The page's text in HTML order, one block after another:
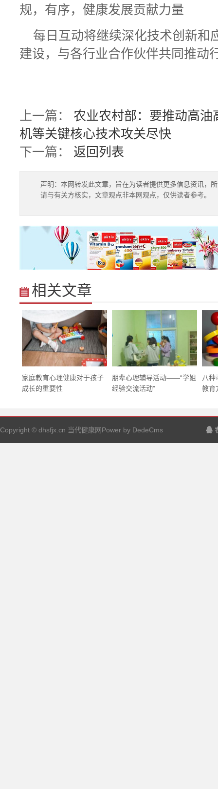
规，有序，健康发展贡献力量
每日互动将继续深化技术创新和
建设，与各行业合作伙伴共同推动
上一篇： 农业农村部：要推动高
机等关键核心技术攻关尽快
下一篇： 返回列表
声明：本网转发此文章，旨在为读者提供更多信息资讯，
请与有关方核实，文章观点非本网观点，仅供读者参考。
相关文章
家庭教育心理健康对于孩子
成长的重要性
朋辈心理辅导活动——“学姐
经验交流活动”
八种
教育
Copyright © dhsfjx.cn 当代健康网Power by DedeCms